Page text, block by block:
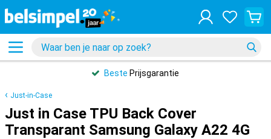
Beste Prijsgarantie
Just-in-Case
Just in Case TPU Back Cover
Transparant Samsung Galaxy A22 4G